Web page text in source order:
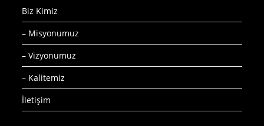
Biz Kimiz
– Misyonumuz
– Vizyonumuz
– Kalitemiz
İletişim